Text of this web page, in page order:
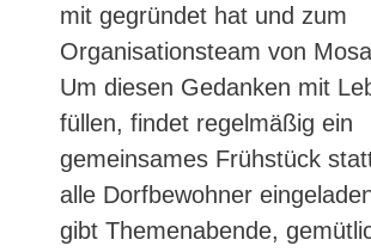
mit gegründet hat und zum
Organisationsteam von
Um diesen Gedanken mit
füllen, findet regelmäßig ein
gemeinsames Frühstück
alle Dorfbewohner
gibt Themenabende,